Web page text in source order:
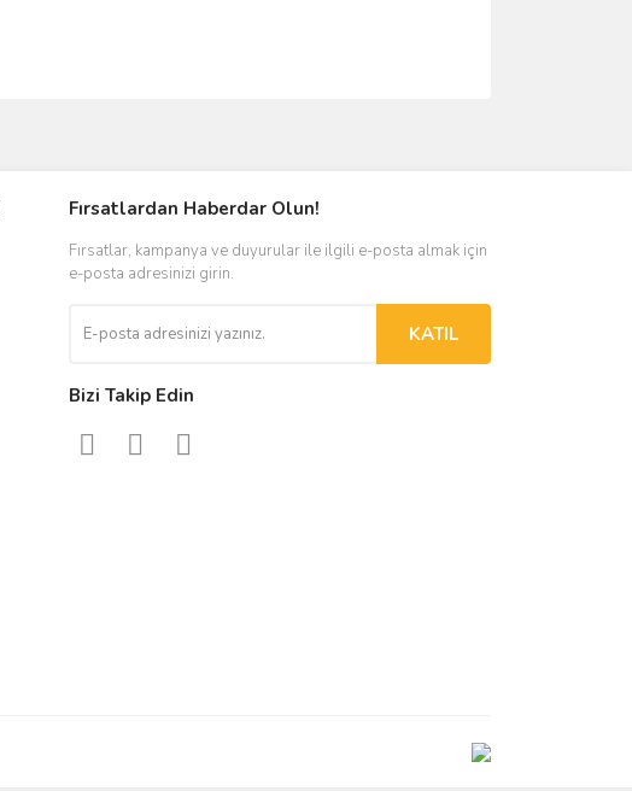
Fırsatlardan Haberdar Olun!
Fırsatlar, kampanya ve duyurular ile ilgili e-posta almak için
e-posta adresinizi girin.
KATIL
Bizi Takip Edin